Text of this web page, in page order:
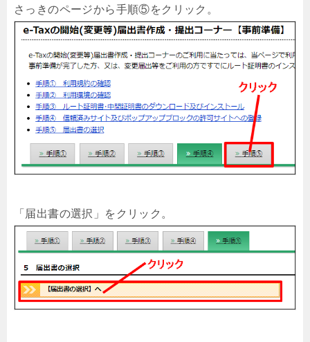
さっきのページから手順⑤をクリック。
「届出書の選択」をクリック。